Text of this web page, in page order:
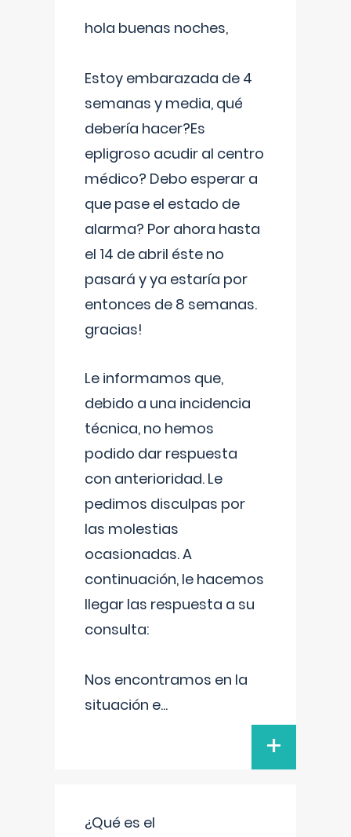
hola buenas noches,
Estoy embarazada de 4
semanas y media, qué
debería hacer?Es
epligroso acudir al centro
médico? Debo esperar a
que pase el estado de
alarma? Por ahora hasta
el 14 de abril éste no
pasará y ya estaría por
entonces de 8 semanas.
gracias!
Le informamos que,
debido a una incidencia
técnica, no hemos
podido dar respuesta
con anterioridad. Le
pedimos disculpas por
las molestias
ocasionadas. A
continuación, le hacemos
llegar las respuesta a su
consulta:
Nos encontramos en la
situación e...
+
¿Qué es el